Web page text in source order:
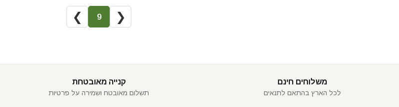
❮
9
❯
משלוחים חינם
לכל הארץ בהתאם לתנאים
קנייה מאובטחת
תשלום מאובטח ושמירה על פרטיות